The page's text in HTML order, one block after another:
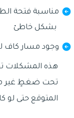
مناسبة فتحة
بشكل خاطئ
وجود مسار كاف
هذه المشكلات
تحت ضغطٍ غير
المتوقع حتى لو